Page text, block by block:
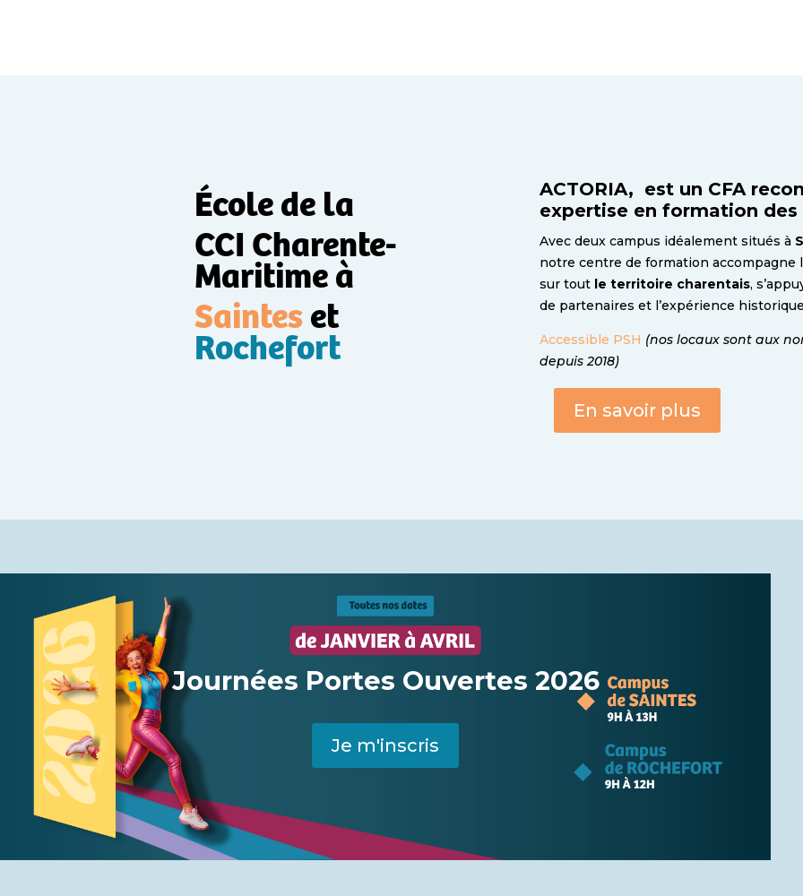
École de la
CCI Charente-
Maritime à
Saintes et
Rochefort
ACTORIA, est un CFA
expertise en formation des
Avec deux campus idéalement situés à
notre centre de formation
sur tout le territoire charentais,
de partenaires et l’expérience historique
Accessible PSH (nos locaux sont aux
depuis 2018)
En savoir plus
Journées Portes Ouvertes 2026
Je m'inscris